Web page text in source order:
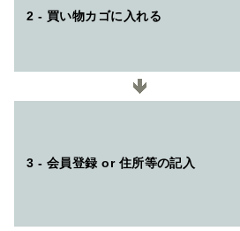
2 - 買い物カゴに入れる
3 - 会員登録 or 住所等の記入